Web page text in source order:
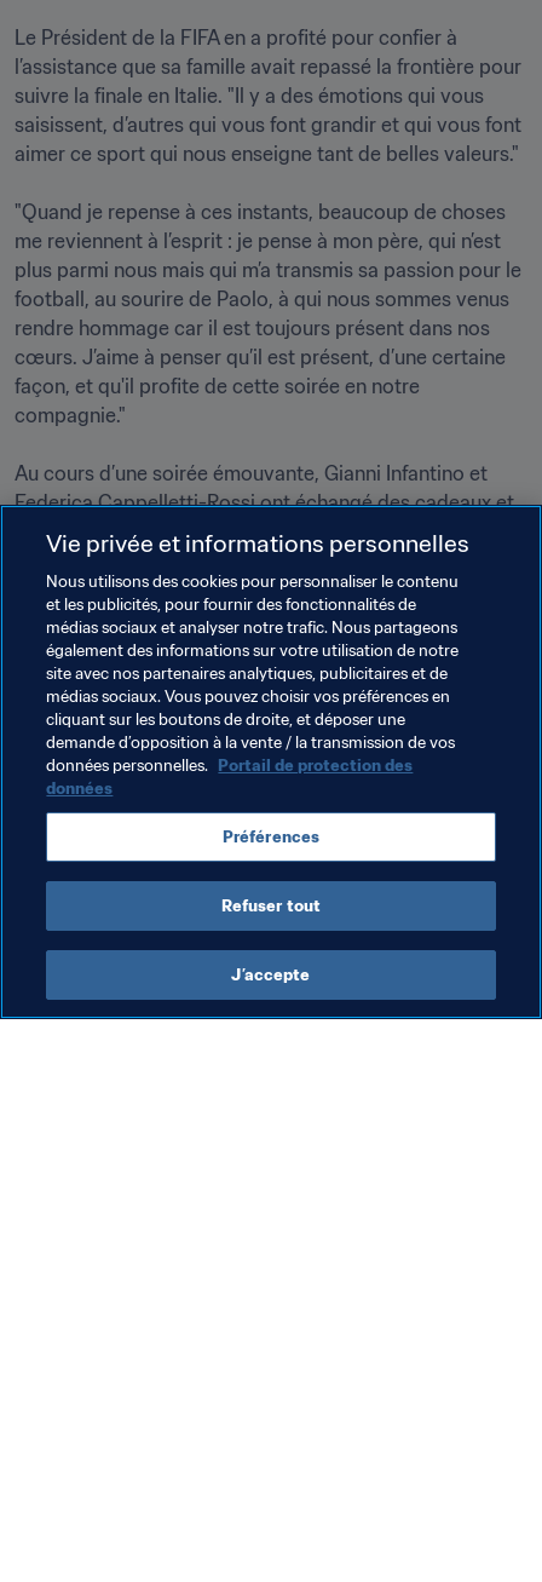
Le Président de la FIFA en a profité pour confier à
l’assistance que sa famille avait repassé la frontière pour
suivre la finale en Italie. "Il y a des émotions qui vous
saisissent, d’autres qui vous font grandir et qui vous font
aimer ce sport qui nous enseigne tant de belles valeurs."
"Quand je repense à ces instants, beaucoup de choses
me reviennent à l’esprit : je pense à mon père, qui n’est
plus parmi nous mais qui m’a transmis sa passion pour le
football, au sourire de Paolo, à qui nous sommes venus
rendre hommage car il est toujours présent dans nos
cœurs. J’aime à penser qu’il est présent, d’une certaine
façon, et qu'il profite de cette soirée en notre
compagnie."
Au cours d’une soirée émouvante, Gianni Infantino et
Federica Cappelletti-Rossi ont échangé des cadeaux et
de nombreux souvenirs.
En 2023, le Musée de la FIFA proposera une nouvelle
exposition consacrée à Paolo Rossi, intitulée
d'Oro ("Un garçon en or").
Thèmes en lien
Président de la FIFA Organisation
Vie privée et informations personnelles
Nous utilisons des cookies pour personnaliser le contenu
et les publicités, pour fournir des fonctionnalités de
médias sociaux et analyser notre trafic. Nous partageons
également des informations sur votre utilisation de notre
site avec nos partenaires analytiques, publicitaires et de
médias sociaux. Vous pouvez choisir vos préférences en
cliquant sur les boutons de droite, et déposer une
demande d’opposition à la vente / la transmission de vos
données personnelles. Portail de protection des
données
Préférences
Refuser tout
J’accepte